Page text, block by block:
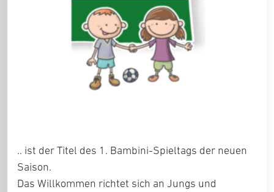
.. ist der Titel des 1. Bambini-Spieltags der neuen
Saison.
Das Willkommen richtet sich an Jungs und